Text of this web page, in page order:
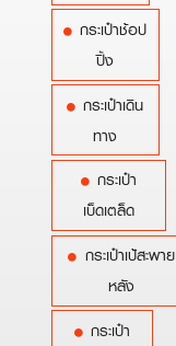
กระเป๋าช้อป
ปิ้ง
กระเป๋าเดิน
ทาง
กระเป๋า
เบ็ดเตล็ด
กระเป๋าเป้สะพาย
หลัง
กระเป๋า